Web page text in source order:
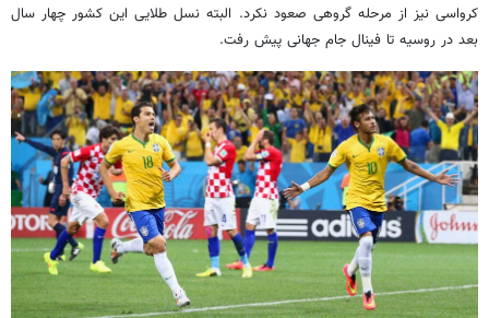
کرواسی نیز از مرحله گروهی صعود نکرد. البته نسل طلایی این کشور چهار سال
بعد در روسیه تا فینال جام جهانی پیش رفت.